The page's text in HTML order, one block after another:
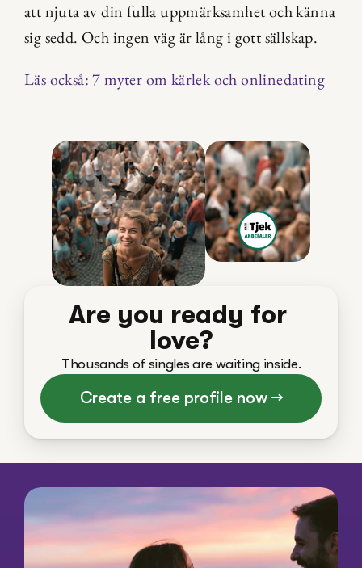
att njuta av din fulla uppmärksamhet och känna
sig sedd. Och ingen väg är lång i gott sällskap.
Läs också: 7 myter om kärlek och onlinedating
Are you ready for
love?
Thousands of singles are waiting inside.
Create a free profile now →